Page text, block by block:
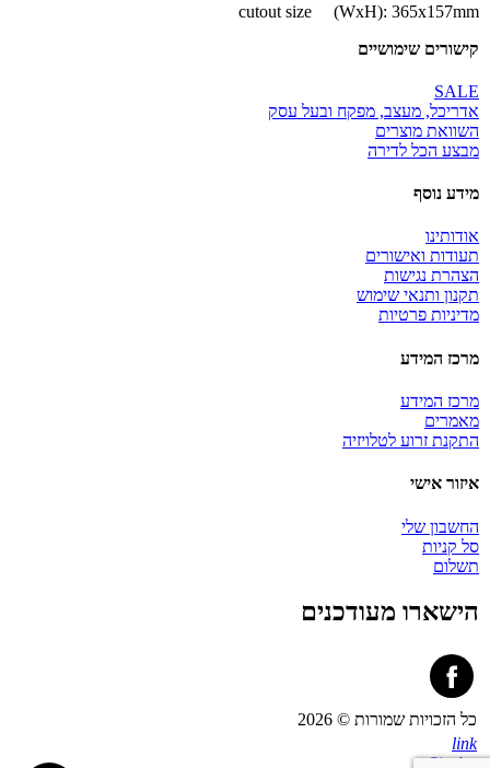
cutout size (WxH): 365x157mm
קישורים שימושיים
SALE
אדריכל, מעצב, מפקח ובעל עסק
השוואת מוצרים
מבצע הכל לדירה
מידע נוסף
אודותינו
תעודות ואישורים
הצהרת נגישות
תקנון ותנאי שימוש
מדיניות פרטיות
מרכז המידע
מרכז המידע
מאמרים
התקנת זרוע לטלויזיה
איזור אישי
החשבון שלי
סל קניות
תשלום
הישארו מעודכנים
כל הזכויות שמורות © 2026
link
Site by